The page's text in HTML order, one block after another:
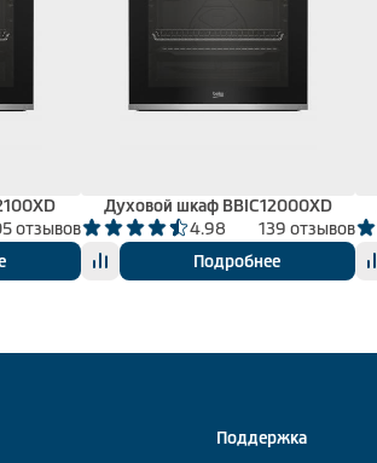
отзывов
Духовой шкаф BBIC12000XD
4.98
139 отзывов
Подробнее
Поддержка